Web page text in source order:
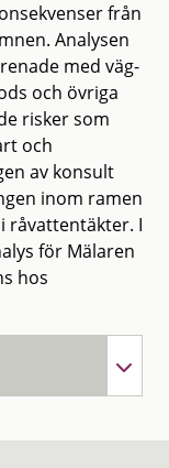
från
Analysen
med väg-
och övriga
risker som
och
av konsult
inom ramen
råvattentäkter. I
för Mälaren
hos